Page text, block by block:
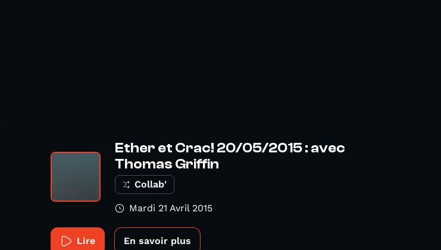
Ether et Crac! 20/05/2015 : avec
Thomas Griffin
Collab'
Mardi 21 Avril 2015
Lire En savoir plus